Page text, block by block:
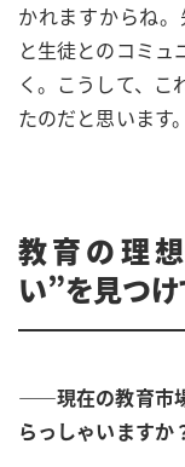
かれますからね
と生徒とのコミュ
く。こうして、こ
たのだと思います。
教育の理
い”を見つ
――現在の教育市
らっしゃいますか